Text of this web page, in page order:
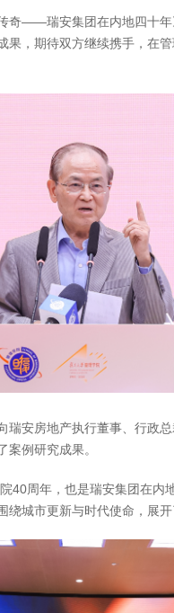
奇——瑞安集团在内地四十
果，期待双方继续携手，在
瑞安房地产执行董事、行政
案例研究成果。
40周年，也是瑞安集团在内
绕城市更新与时代使命，展开